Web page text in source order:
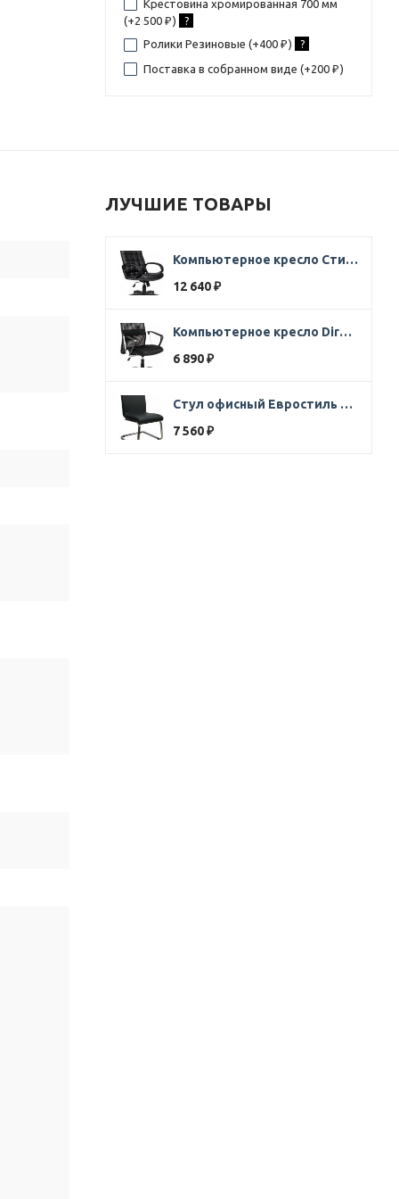
Крестовина хромированная 700 мм
(+2 500 ₽ ) ?
Ролики Резиновые (+400 ₽ ) ?
Поставка в собранном виде (+200 ₽ )
ЛУЧШИЕ ТОВАРЫ
Компьютерное кресло Стиль Ультра SOFT кожа черная
12 640 ₽
Компьютерное кресло Direct ткань черная
6 890 ₽
Стул офисный Евростиль 250 (стул сбербанк) кожзам черный
7 560 ₽